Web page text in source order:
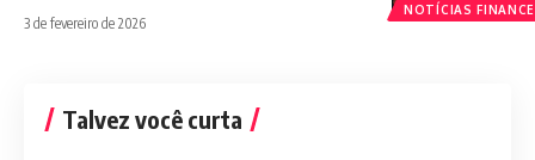
NOTÍCIAS
3 de fevereiro de 2026
Talvez você curta